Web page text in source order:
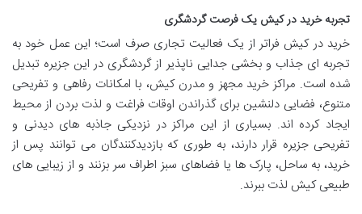
تجربه خرید در کیش یک فرصت گردشگری
خرید در کیش فراتر از یک فعالیت تجاری صرف است؛ این عمل خود به
تجربه ای جذاب و بخشی جدایی ناپذیر از گردشگری در این جزیره تبدیل
شده است. مراکز خرید مجهز و مدرن کیش، با امکانات رفاهی و تفریحی
متنوع، فضایی دلنشین برای گذراندن اوقات فراغت و لذت بردن از محیط
ایجاد کرده اند. بسیاری از این مراکز در نزدیکی جاذبه های دیدنی و
تفریحی جزیره قرار دارند، به طوری که بازدیدکنندگان می توانند پس از
خرید، به ساحل، پارک ها یا فضاهای سبز اطراف سر بزنند و از زیبایی های
طبیعی کیش لذت ببرند.